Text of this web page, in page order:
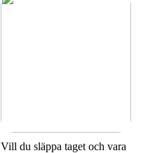
Vill du släppa taget och vara